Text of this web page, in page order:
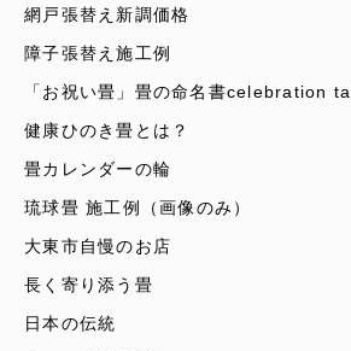
網戸張替え新調価格
障子張替え施工例
「お祝い畳」畳の命名書celebration
健康ひのき畳とは？
畳カレンダーの輪
琉球畳 施工例（画像のみ）
大東市自慢のお店
長く寄り添う畳
日本の伝統